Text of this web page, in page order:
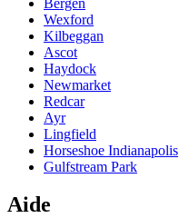
Wexford
Kilbeggan
Ascot
Haydock
Newmarket
Redcar
Ayr
Lingfield
Horseshoe Indianapolis
Gulfstream Park
Aide